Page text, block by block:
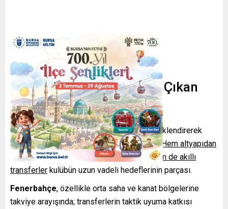
Türkiye Kulüplerinde Öne Çıkan
Hamleler
Galatasarayekonomik planlamasını önceliklendirerek
genç oyunculara yatırım yapma eğiliminde.Hem altyapıdan
gelecek yeteneklerin değerlendirilmesi hem de akıllı
transferler kulübün uzun vadeli hedeflerinin parçası.
Fenerbahçe, özellikle orta saha ve kanat bölgelerine
takviye arayışında; transferlerin taktik uyuma katkısı